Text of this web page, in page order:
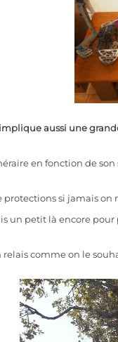
aussi une
en fonction de son
si jamais on
un petit là encore pour
comme on le